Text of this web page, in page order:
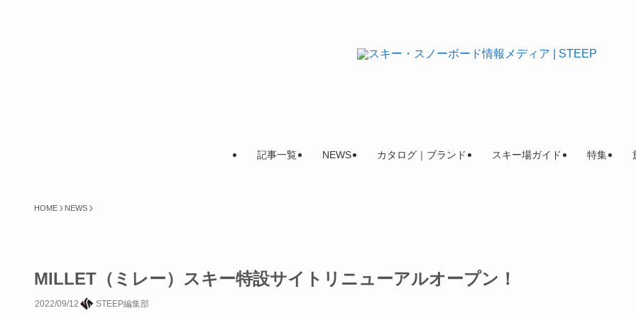
記事一覧 NEWS カタログ｜ブランド スキー場ガイド 特集
HOME NEWS
MILLET（ミレー）スキー特設サイトリニューアルオープン！
2022/09/12 STEEP編集部